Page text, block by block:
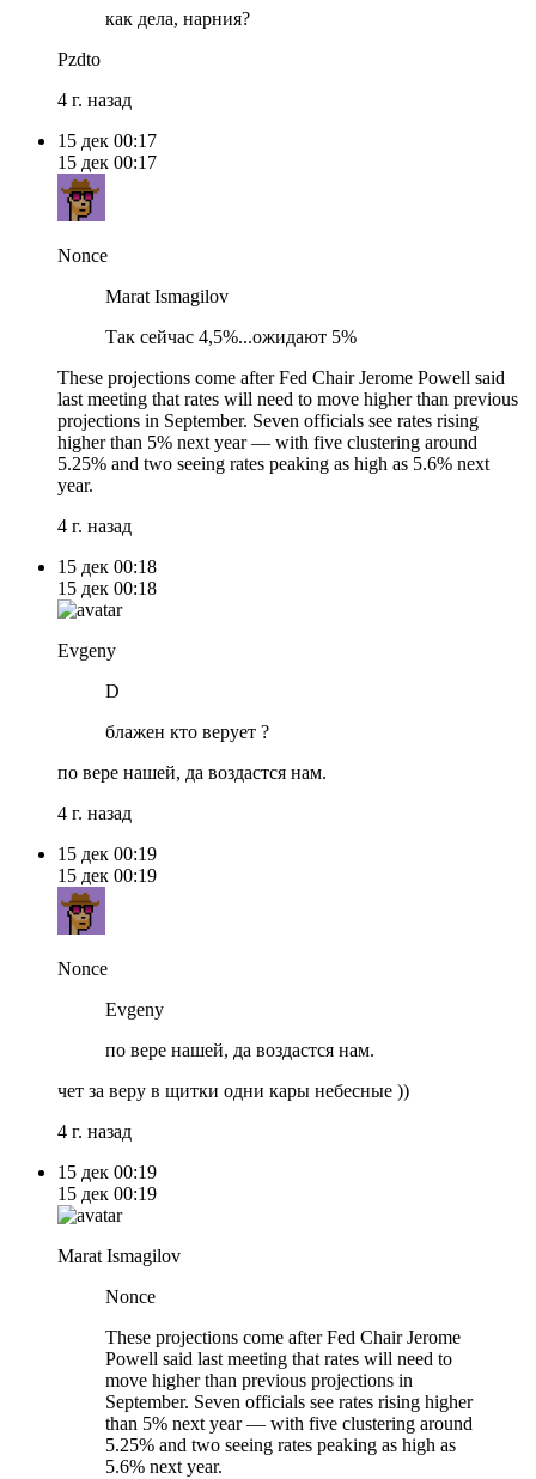
как дела, нарния?
Pzdto
4 г. назад
15 дек 00:17
15 дек 00:17
Nonce
Marat Ismagilov
Так сейчас 4,5%...ожидают 5%
These projections come after Fed Chair Jerome Powell said
last meeting that rates will need to move higher than previous
projections in September. Seven officials see rates rising
higher than 5% next year — with five clustering around
5.25% and two seeing rates peaking as high as 5.6% next
year.
4 г. назад
15 дек 00:18
15 дек 00:18
Evgeny
D
блажен кто верует ?
по вере нашей, да воздастся нам.
4 г. назад
15 дек 00:19
15 дек 00:19
Nonce
Evgeny
по вере нашей, да воздастся нам.
чет за веру в щитки одни кары небесные ))
4 г. назад
15 дек 00:19
15 дек 00:19
Marat Ismagilov
Nonce
These projections come after Fed Chair Jerome
Powell said last meeting that rates will need to
move higher than previous projections in
September. Seven officials see rates rising higher
than 5% next year — with five clustering around
5.25% and two seeing rates peaking as high as
5.6% next year.